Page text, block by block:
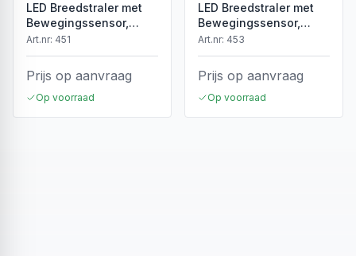
LED Breedstraler met
Bewegingssensor,
20W, 3000K Warm Wit,
1600lm, IP65, Zwart
Art.nr: 451
Prijs op aanvraag
Op voorraad
LED Breedstraler met
Bewegingssensor,
20W, 6400K Wit,
1600lm, IP65, Zwart
Art.nr: 453
Prijs op aanvraag
Op voorraad